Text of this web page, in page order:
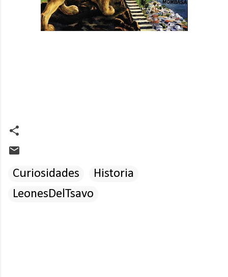
Curiosidades
Historia
LeonesDelTsavo